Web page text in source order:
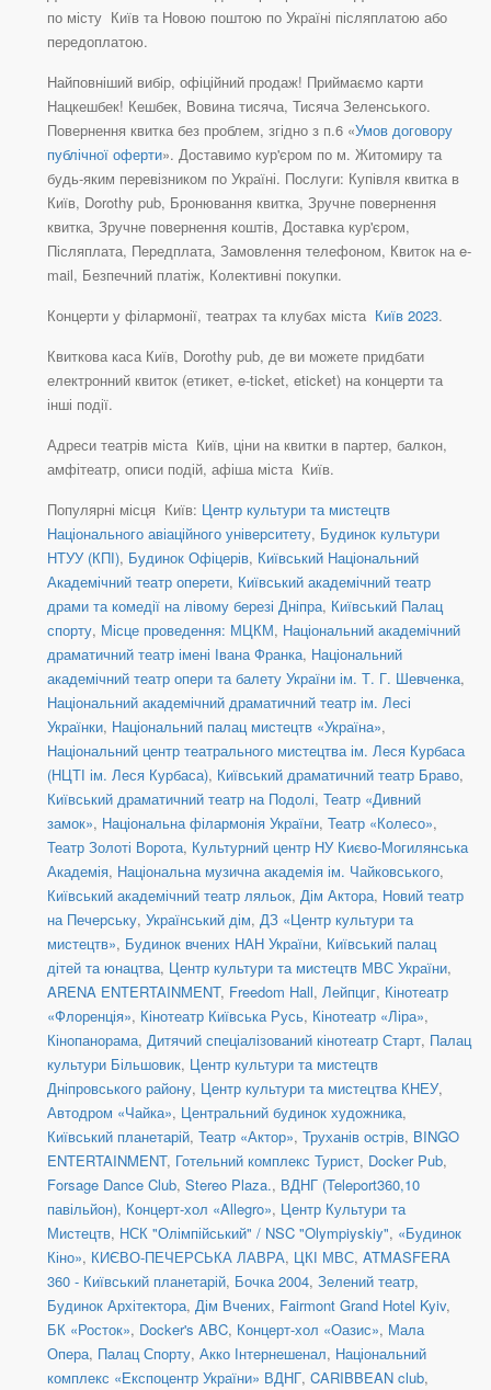
по місту Київ та Новою поштою по Україні післяплатою або
передоплатою.
Найповніший вибір, офіційний продаж! Приймаємо карти
Нацкешбек! Кешбек, Вовина тисяча, Тисяча Зеленського.
Повернення квитка без проблем, згідно з п.6 «Умов договору
публічної оферти». Доставимо кур'єром по м. Житомиру та
будь-яким перевізником по Україні. Послуги: Купівля квитка в
Київ, Dorothy pub, Бронювання квитка, Зручне повернення
квитка, Зручне повернення коштів, Доставка кур'єром,
Післяплата, Передплата, Замовлення телефоном, Квиток на e-
mail, Безпечний платіж, Колективні покупки.
Концерти у філармонії, театрах та клубах міста Київ 2023.
Квиткова каса Київ, Dorothy pub, де ви можете придбати
електронний квиток (етикет, e-ticket, eticket) на концерти та
інші події.
Адреси театрів міста Київ, ціни на квитки в партер, балкон,
амфітеатр, описи подій, афіша міста Київ.
Популярні місця Київ: Центр культури та мистецтв
Національного авіаційного університету, Будинок культури
НТУУ (КПІ), Будинок Офіцерів, Київський Національний
Академічний театр оперети, Київський академічний театр
драми та комедії на лівому березі Дніпра, Київський Палац
спорту, Місце проведення: МЦКМ, Національний академічний
драматичний театр імені Івана Франка, Національний
академічний театр опери та балету України ім. Т. Г. Шевченка,
Національний академічний драматичний театр ім. Лесі
Українки, Національний палац мистецтв «Україна»,
Національний центр театрального мистецтва ім. Леся Курбаса
(НЦТІ ім. Леся Курбаса), Київський драматичний театр Браво,
Київський драматичний театр на Подолі, Театр «Дивний
замок», Національна філармонія України, Театр «Колесо»,
Театр Золоті Ворота, Культурний центр НУ Києво-Могилянська
Академія, Національна музична академія ім. Чайковського,
Київський академічний театр ляльок, Дім Актора, Новий театр
на Печерську, Український дім, ДЗ «Центр культури та
мистецтв», Будинок вчених НАН України, Київський палац
дітей та юнацтва, Центр культури та мистецтв МВС України,
ARENA ENTERTAINMENT, Freedom Hall, Лейпциг, Кінотеатр
«Флоренція», Кінотеатр Київська Русь, Кінотеатр «Ліра»,
Кінопанорама, Дитячий спеціалізований кінотеатр Старт, Палац
культури Більшовик, Центр культури та мистецтв
Дніпровського району, Центр культури та мистецтва КНЕУ,
Автодром «Чайка», Центральний будинок художника,
Київський планетарій, Театр «Актор», Труханів острів, BINGO
ENTERTAINMENT, Готельний комплекс Турист, Docker Pub,
Forsage Dance Club, Stereo Plaza., ВДНГ (Teleport360,10
павільйон), Концерт-хол «Allegro», Центр Культури та
Мистецтв, НСК "Олімпійський" / NSC "Olympiyskiy", «Будинок
Кіно», КИЄВО-ПЕЧЕРСЬКА ЛАВРА, ЦКІ МВС, ATMASFERA
360 - Київський планетарій, Бочка 2004, Зелений театр,
Будинок Архітектора, Дім Вчених, Fairmont Grand Hotel Kyiv,
БК «Росток», Docker's ABC, Концерт-хол «Оазис», Мала
Опера, Палац Спорту, Акко Інтернешенал, Національний
комплекс «Експоцентр України» ВДНГ, CARIBBEAN club,